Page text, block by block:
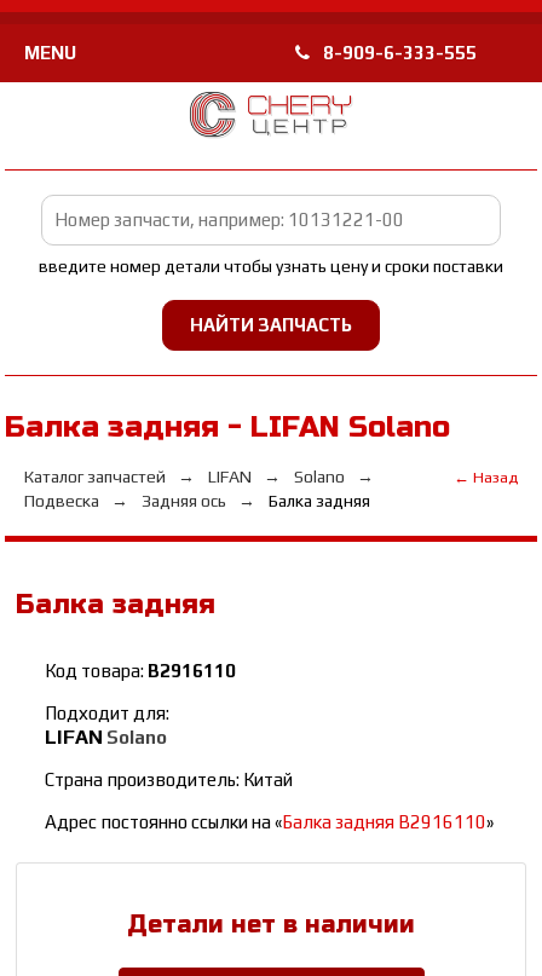
MENU 8-909-6-333-555
введите номер детали чтобы узнать цену и сроки поставки
Балка задняя - LIFAN Solano
Каталог запчастей LIFAN
Solano
Подвеска
Задняя ось Балка задняя
← Назад
Балка задняя
Код товара: B2916110
Подходит для:
LIFAN Solano
Страна производитель: Китай
Адрес постоянно ссылки на «Балка задняя B2916110»
Детали нет в наличии